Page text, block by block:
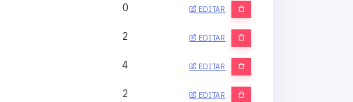
0 EDITAR
2 EDITAR
4 EDITAR
2 EDITAR